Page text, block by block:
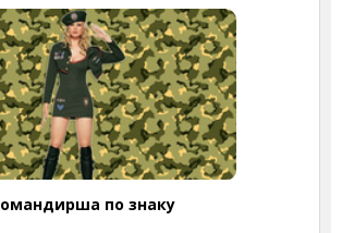
по знаку